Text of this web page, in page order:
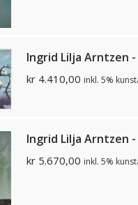
Ingrid Lilja Arntzen
kr 4.410,00 inkl. 5%
Ingrid Lilja Arntzen
kr 5.670,00 inkl. 5%